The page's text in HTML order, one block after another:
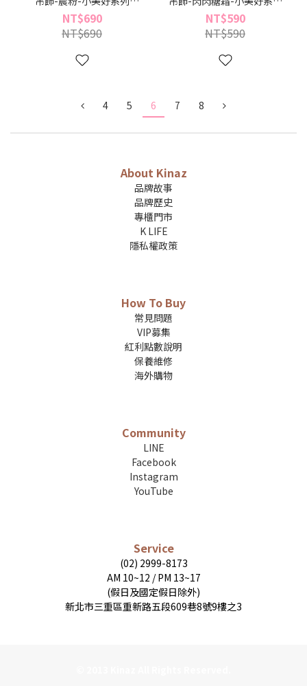
(BC96492-09)
NT$690
NT$690
(BC96491-85)
NT$590
NT$590
4 5 6 7 8
About Kinaz
品牌故事
品牌歷史
專櫃門市
K LIFE
隱私權政策
How To Buy
常見問題
VIP募集
紅利點數說明
保養維修
海外購物
Community
LINE
Facebook
Instagram
YouTube
Service
(02) 2999-8173
AM 10~12 / PM 13~17
(假日及國定假日除外)
新北市三重區重新路五段609巷8號9樓之3